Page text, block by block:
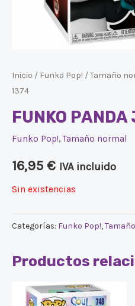
Inicio / Funko Pop! /Tamaño
1374
FUNKO
Funko Pop!,Tamaño normal
16,95 € IVA incluido
Sin existencias
Categorías: Funko Pop!,
Productos